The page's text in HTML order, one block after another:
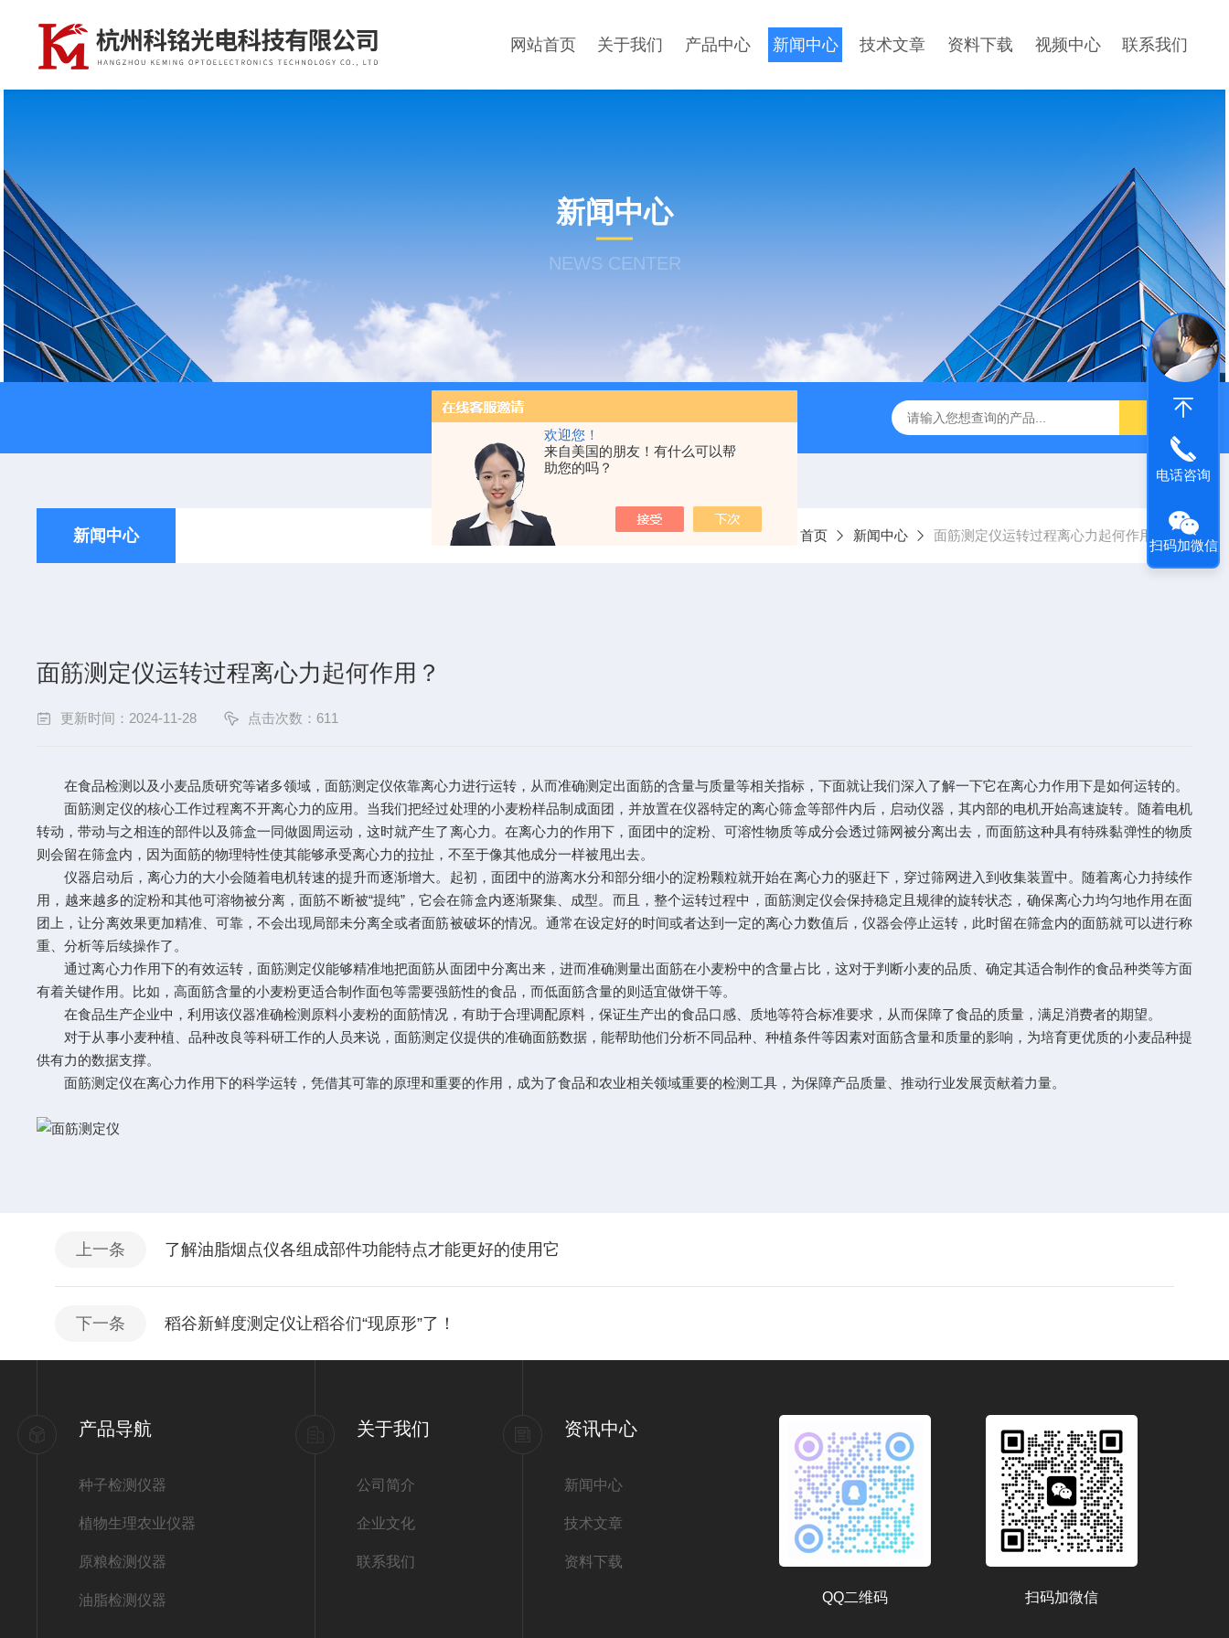
欢迎您！
来自美国的朋友！有什么可以帮
助您的吗？
网站首页 关于我们 产品中心 新闻中心 技术文章 资料下载 视频中心 联系我们
新闻中心
NEWS CENTER
新闻中心 当前位置： 首页 新闻中心 面筋测定仪运转过程离心力起何作用？
面筋测定仪运转过程离心力起何作用？
更新时间：2024-11-28 点击次数：611
在食品检测以及小麦品质研究等诸多领域，面筋测定仪依靠离心力进行运转，从而准确测定出面筋的含量与质量等相关指标，下面就让我们深入了解一下它在离心力作用下是如何运转的。
面筋测定仪的核心工作过程离不开离心力的应用。当我们把经过处理的小麦粉样品制成面团，并放置在仪器特定的离心筛盒等部件内后，启动仪器，其内部的电机开始高速旋转。随着电机
转动，带动与之相连的部件以及筛盒一同做圆周运动，这时就产生了离心力。在离心力的作用下，面团中的淀粉、可溶性物质等成分会透过筛网被分离出去，而面筋这种具有特殊黏弹性的物质
则会留在筛盒内，因为面筋的物理特性使其能够承受离心力的拉扯，不至于像其他成分一样被甩出去。
仪器启动后，离心力的大小会随着电机转速的提升而逐渐增大。起初，面团中的游离水分和部分细小的淀粉颗粒就开始在离心力的驱赶下，穿过筛网进入到收集装置中。随着离心力持续作
用，越来越多的淀粉和其他可溶物被分离，面筋不断被“提纯”，它会在筛盒内逐渐聚集、成型。而且，整个运转过程中，面筋测定仪会保持稳定且规律的旋转状态，确保离心力均匀地作用在面
团上，让分离效果更加精准、可靠，不会出现局部未分离全或者面筋被破坏的情况。通常在设定好的时间或者达到一定的离心力数值后，仪器会停止运转，此时留在筛盒内的面筋就可以进行称
重、分析等后续操作了。
通过离心力作用下的有效运转，面筋测定仪能够精准地把面筋从面团中分离出来，进而准确测量出面筋在小麦粉中的含量占比，这对于判断小麦的品质、确定其适合制作的食品种类等方面
有着关键作用。比如，高面筋含量的小麦粉更适合制作面包等需要强筋性的食品，而低面筋含量的则适宜做饼干等。
在食品生产企业中，利用该仪器准确检测原料小麦粉的面筋情况，有助于合理调配原料，保证生产出的食品口感、质地等符合标准要求，从而保障了食品的质量，满足消费者的期望。
对于从事小麦种植、品种改良等科研工作的人员来说，面筋测定仪提供的准确面筋数据，能帮助他们分析不同品种、种植条件等因素对面筋含量和质量的影响，为培育更优质的小麦品种提
供有力的数据支撑。
面筋测定仪在离心力作用下的科学运转，凭借其可靠的原理和重要的作用，成为了食品和农业相关领域重要的检测工具，为保障产品质量、推动行业发展贡献着力量。
上一条 了解油脂烟点仪各组成部件功能特点才能更好的使用它
下一条 稻谷新鲜度测定仪让稻谷们“现原形”了！
产品导航
种子检测仪器
植物生理农业仪器
原粮检测仪器
油脂检测仪器
关于我们
公司简介
企业文化
联系我们
资讯中心
新闻中心
技术文章
资料下载
扫码加微信
QQ二维码
电话咨询
扫码加微信